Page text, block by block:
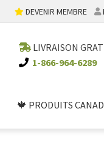
DEVENIR MEMBRE
LIVRAISON
1-866-964-6289
🍁 PRODUITS